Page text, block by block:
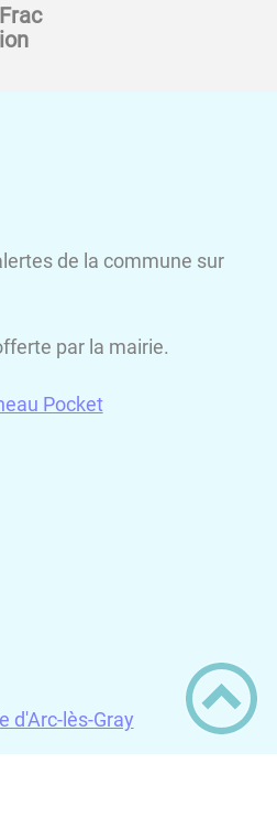
de la commune sur
par la mairie.
Pocket
d'Arc-lès-Gray